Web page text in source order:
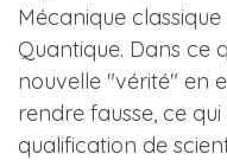
Mécanique
Quantique. Dans ce
nouvelle "vérité" en
rendre fausse, ce
qualification de